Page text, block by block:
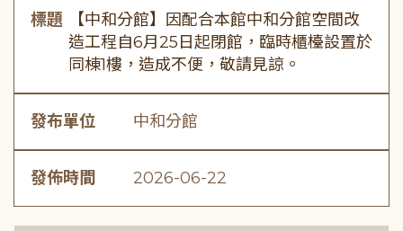
標題
【中和分館】因配合本館中和分館空間改
造工程自6月25日起閉館，臨時櫃檯設置於
同棟1樓，造成不便，敬請見諒。
發布單位 中和分館
發佈時間 2026-06-22